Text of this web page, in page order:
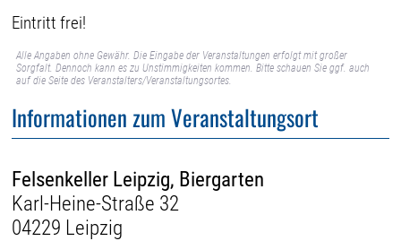
Eintritt frei!
Alle Angaben ohne Gewähr. Die Eingabe der Veranstaltungen erfolgt mit großer
Sorgfalt. Dennoch kann es zu Unstimmigkeiten kommen. Bitte schauen Sie ggf. auch
auf die Seite des Veranstalters/Veranstaltungsortes.
Informationen zum Veranstaltungsort
Felsenkeller Leipzig, Biergarten
Karl-Heine-Straße 32
04229 Leipzig